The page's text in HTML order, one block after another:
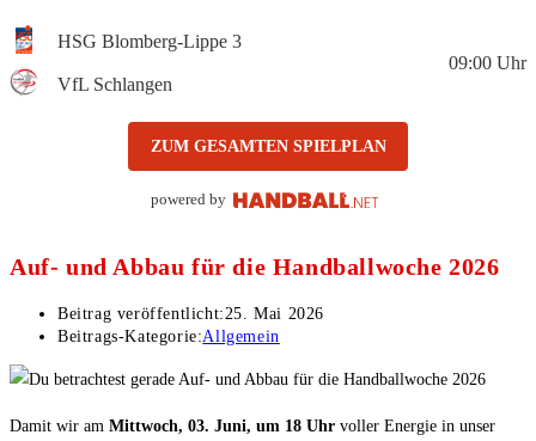
Auf- und Abbau für die Handballwoche 2026
Beitrag veröffentlicht:25. Mai 2026
Beitrags-Kategorie:Allgemein
Damit wir am Mittwoch, 03. Juni, um 18 Uhr voller Energie in unser
HSG Blomberg-Lippe 3
VfL Schlangen
09:00 Uhr
ZUM GESAMTEN SPIELPLAN
powered by